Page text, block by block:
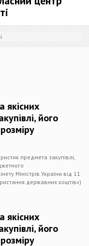
якісних
його
предмета закупівлі,
Міністрів України від 11
державних коштів»)
якісних
його